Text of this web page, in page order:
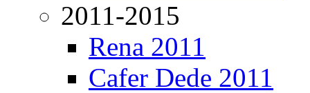
2011-2015
Rena 2011
Cafer Dede 2011